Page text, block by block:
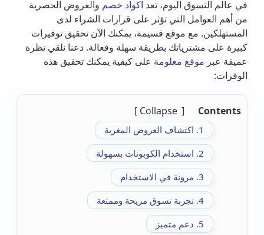
في عالم التسوق اليوم، تعد اكواد خصم والعروض الحصرية
من أهم العوامل التي تؤثر على قرارات الشراء لدى
المستهلكين. مع موقع قسيمة، يمكنك الآن تحقيق توفيرات
كبيرة على مشترياتك بطريقة سهلة وفعالة. دعنا نلقي نظرة
عميقة عبر موقع معلومة على كيفية يمكنك تحقيق هذه
الوفرات:
Contents
Collapse
1. اكتشاف العروض المغرية
2. استخدام الكوبونات بسهولة
3. مرونة في الاستخدام
4. تجربة تسوق مريحة وممتعة
5. دعم متميز